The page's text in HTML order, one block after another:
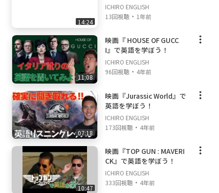
14:24
ICHIRO ENGLISH
13回視聴 ・ 1年前
11:08
映画『 HOUSE OF GUCC
I』で英語を学ぼう！
ICHIRO ENGLISH
96回視聴 ・ 4年前
07:18
映画『Jurassic World』で
英語を学ぼう！
ICHIRO ENGLISH
173回視聴 ・ 4年前
10:47
映画『TOP GUN : MAVERI
CK』で英語を学ぼう！
ICHIRO ENGLISH
333回視聴 ・ 4年前